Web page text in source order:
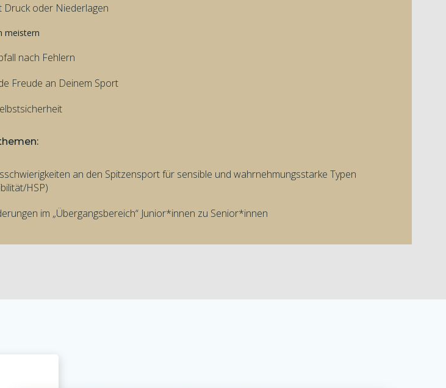
Druck oder Niederlagen
meistern
nach Fehlern
Freude an Deinem Sport
an den Spitzensport für sensible und wahrnehmungsstarke Typen
HSP)
im „Übergangsbereich“ Junior*innen zu Senior*innen